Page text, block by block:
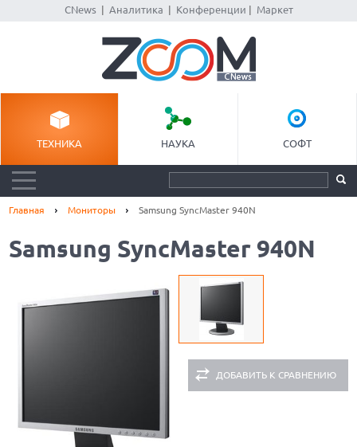
CNews| Аналитика Конференции Маркет
ТЕХНИКА НАУКА СОФТ
Главная Мониторы Samsung SyncMaster 940N
Samsung SyncMaster 940N
ДОБАВИТЬ К СРАВНЕНИЮ